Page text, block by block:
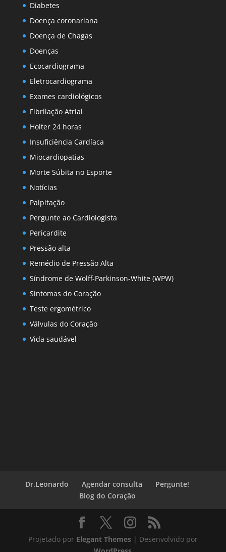
Diabetes
Doença coronariana
Doença de Chagas
Doenças
Ecocardiograma
Eletrocardiograma
Exames cardiológicos
Fibrilação Atrial
Holter 24 horas
Insuficiência Cardíaca
Miocardiopatias
Morte Súbita no Esporte
Notícias
Palpitação
Pergunte ao Cardiologista
Pericardite
Pressão alta
Remédio de Pressão Alta
Síndrome de Wolff-Parkinson-White (WPW)
Sintomas do Coração
Teste ergométrico
Válvulas do Coração
Vida saudável
Dr.Leonardo Agendar consulta
Pergunte!
Blog do Coração
Projetado por Elegant Themes| Desenvolvido por